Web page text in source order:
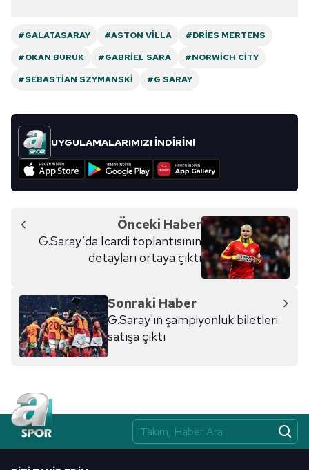
#GALATASARAY #ASTON VILLA
#DRIES MERTENS
#OKAN BURUK
#GABRIEL SARA
#NORWICH CITY
#SEBASTIAN SZYMANSKI
#G SARAY
UYGULAMALARIMIZI İNDİRİN!
Önceki Haber
G.Saray’da Icardi toplantısının
detayları ortaya çıktı
Sonraki Haber
G.Saray'ın şampiyonluk biletleri
satışa çıktı